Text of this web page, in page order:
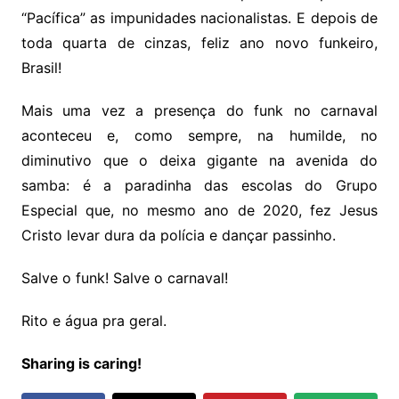
“Pacífica” as impunidades nacionalistas. E depois de
toda quarta de cinzas, feliz ano novo funkeiro,
Brasil!
Mais uma vez a presença do funk no carnaval
aconteceu e, como sempre, na humilde, no
diminutivo que o deixa gigante na avenida do
samba: é a paradinha das escolas do Grupo
Especial que, no mesmo ano de 2020, fez Jesus
Cristo levar dura da polícia e dançar passinho.
Salve o funk! Salve o carnaval!
Rito e água pra geral.
Sharing is caring!